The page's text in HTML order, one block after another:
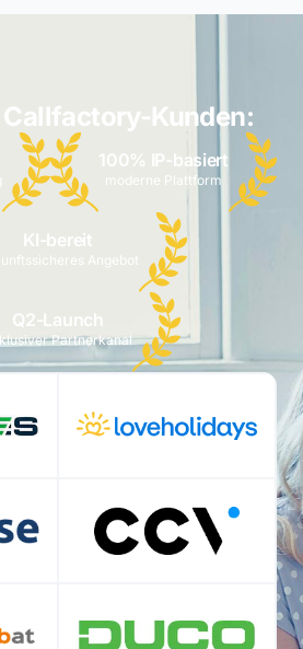
Kunden:
100% IP-basiert
moderne Plattform
KI-bereit
Angebot
Q2-Launch
Partnerkanal